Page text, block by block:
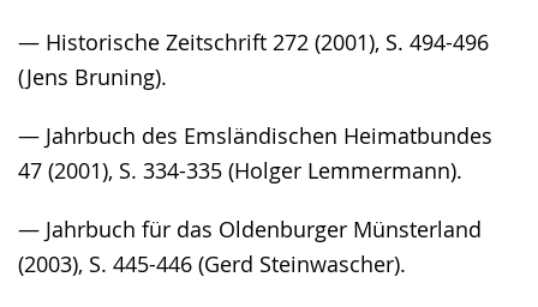
— Historische Zeitschrift 272 (2001), S. 494-496
(Jens Bruning).
— Jahrbuch des Emsländischen Heimatbundes
47 (2001), S. 334-335 (Holger Lemmermann).
— Jahrbuch für das Oldenburger Münsterland
(2003), S. 445-446 (Gerd Steinwascher).